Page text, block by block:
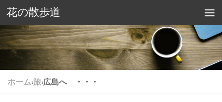
花の散歩道
ホーム›旅›広島へ ・・・